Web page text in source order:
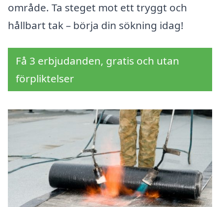
område. Ta steget mot ett tryggt och
hållbart tak – börja din sökning idag!
Få 3 erbjudanden, gratis och utan
förpliktelser